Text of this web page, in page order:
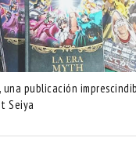
una publicación
Seiya